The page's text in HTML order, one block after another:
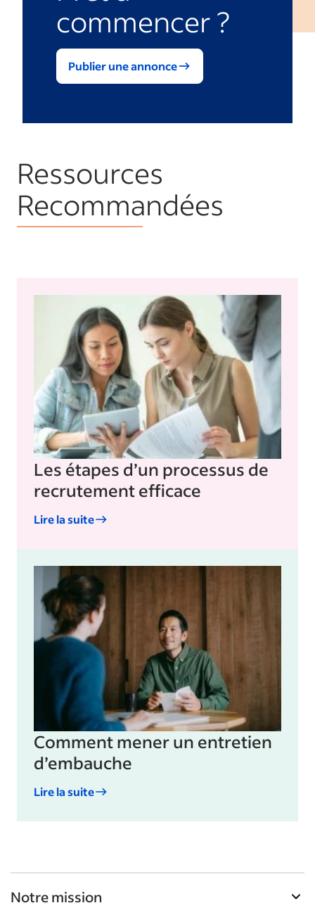
commencer ?
Publier une annonce
Ressources
Recommandées
Les étapes d’un processus de
recrutement efficace
Lire la suite
Comment mener un entretien
d’embauche
Lire la suite
Notre mission